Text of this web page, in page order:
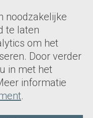
noodzakelijke
te laten
om het
Door verder
in met het
informatie
.